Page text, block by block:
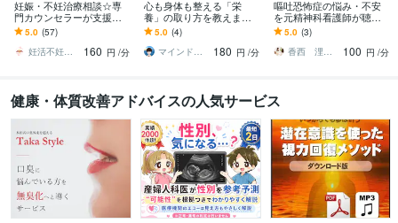
妊娠・不妊治療相談☆専
門カウンセラーが支援し
ます 専門カウンセラーと
一緒に前向きな選択を探
していきませんか？
5.0 (57)
妊活不妊治療総合カウンセリング 松本悠利
160 円 /分
心も身体も整える「栄
養」の取り方を教えます
【分子栄養学＋公認心理
師】の手法で、さまざま
な相談に乗ります
5.0 (4)
マインドレジリエンス
180 円 /分
嘔吐恐怖症の悩み・不安
を元精神科看護師が聴き
ます 吐くことが怖い！恐
怖！検査・病気が怖い・
不安なあなたへ
5.0 (3)
香西 浬希（こうざい りの）カウンセラー
100 円 /分
健康・体質改善アドバイスの人気サービス